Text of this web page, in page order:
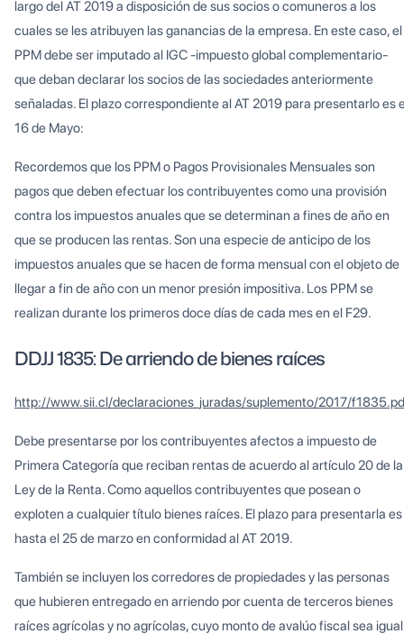
largo del AT 2019 a disposición de sus socios o comuneros a los
cuales se les atribuyen las ganancias de la empresa. En este caso, el
PPM debe ser imputado al IGC -impuesto global complementario-
que deban declarar los socios de las sociedades anteriormente
señaladas. El plazo correspondiente al AT 2019 para presentarlo es
16 de Mayo:
Recordemos que los PPM o Pagos Provisionales Mensuales son
pagos que deben efectuar los contribuyentes como una provisión
contra los impuestos anuales que se determinan a fines de año en
que se producen las rentas. Son una especie de anticipo de los
impuestos anuales que se hacen de forma mensual con el objeto de
llegar a fin de año con un menor presión impositiva. Los PPM se
realizan durante los primeros doce días de cada mes en el F29.
DDJJ 1835: De arriendo de bienes raíces
http://www.sii.cl/declaraciones_juradas/suplemento/2017/
Debe presentarse por los contribuyentes afectos a impuesto de
Primera Categoría que reciban rentas de acuerdo al artículo 20 de la
Ley de la Renta. Como aquellos contribuyentes que posean o
exploten a cualquier título bienes raíces. El plazo para presentarla es
hasta el 25 de marzo en conformidad al AT 2019.
También se incluyen los corredores de propiedades y las personas
que hubieren entregado en arriendo por cuenta de terceros bienes
raíces agrícolas y no agrícolas, cuyo monto de avalúo fiscal sea igual